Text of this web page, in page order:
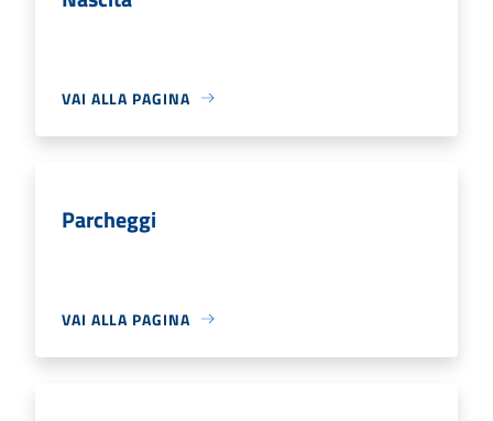
VAI ALLA PAGINA
Parcheggi
VAI ALLA PAGINA